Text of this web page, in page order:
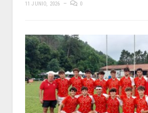
11 JUNIO, 2026 0